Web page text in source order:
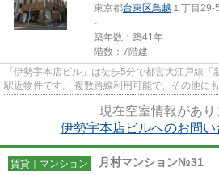
東京都台東区鳥越 １丁目29-5
-
築年数：築41年
階数：7階建
「伊勢宇本店ビル」は徒歩5分で都営大江戸線
駅近物件です。 複数路線利用可能で、その他に
現在空室情報があり
伊勢宇本店ビルへのお問い
賃貸｜マンション 月村マンション№31